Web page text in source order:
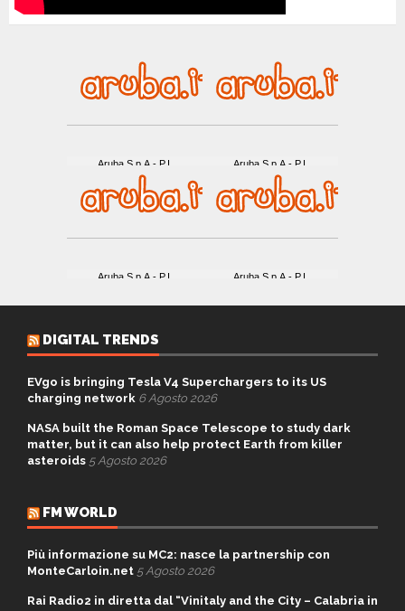
DIGITAL TRENDS
EVgo is bringing Tesla V4 Superchargers to its US
charging network 6 Agosto 2026
NASA built the Roman Space Telescope to study dark
matter, but it can also help protect Earth from killer
asteroids 5 Agosto 2026
FM WORLD
Più informazione su MC2: nasce la partnership con
MonteCarloin.net 5 Agosto 2026
Rai Radio2 in diretta dal “Vinitaly and the City – Calabria in